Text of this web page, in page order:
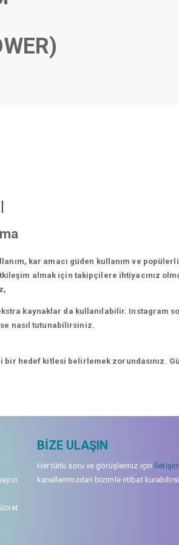
|
kar amacı güden kullanım ve
almak için takipçilere ihtiyacınız
kaynaklar da kullanılabilir. Instagram
nasıl tutunabilirsiniz.
bir hedef kitlesi belirlemek zorundasınız.
BIZE ULAŞIN
Her türlü soru ve görüşleriniz için İletişim
kanallarımızdan bizimle irtibat